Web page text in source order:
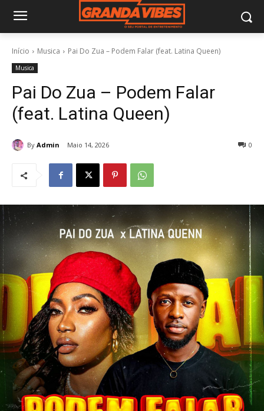
Início Musica Pai Do Zua – Podem Falar (feat. Latina Queen)
Musica
Pai Do Zua – Podem Falar
(feat. Latina Queen)
By Admin Maio 14, 2026 0